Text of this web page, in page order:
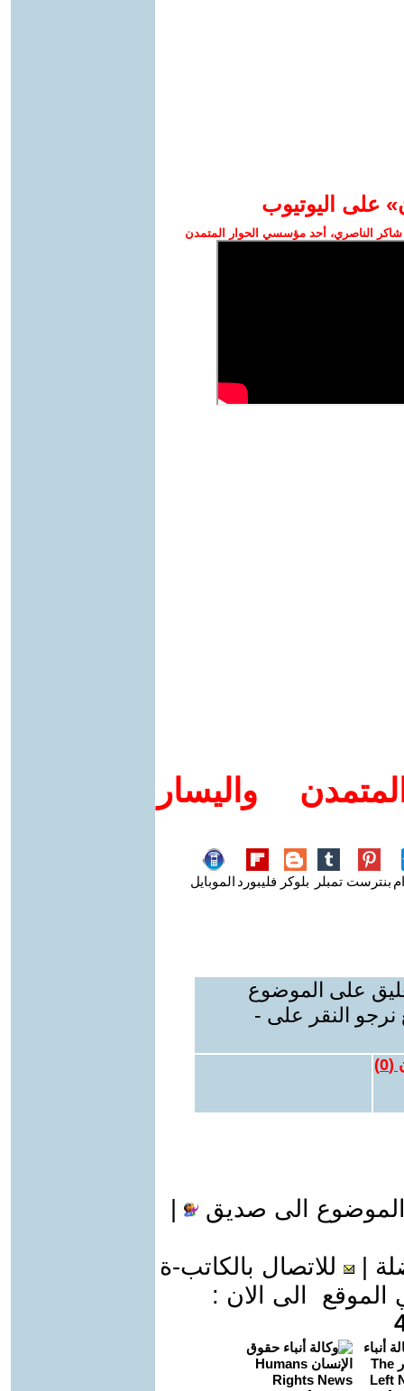
على اليوتيوب
الناصري، أحد مؤسسي الحوار المتمدن
واليسار
بنترست تمبلر بلوكر فليبورد الموبايل
على الموضوع
نرجو النقر على -
(
0
)
الى صديق
للاتصال بالكاتب-ة
الى الان :